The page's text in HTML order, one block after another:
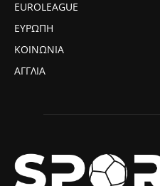
EUROLEAGUE
ΕΥΡΩΠΗ
ΚΟΙΝΩΝΙΑ
ΑΓΓΛΙΑ